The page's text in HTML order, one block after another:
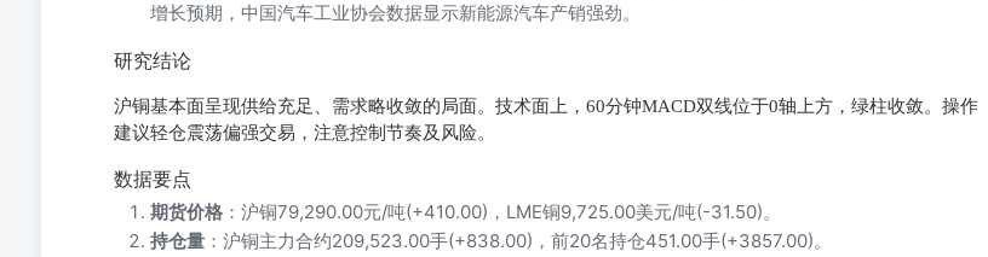
增长预期，中国汽车工业协会数据显示新能源汽车产销强劲。
研究结论
沪铜基本面呈现供给充足、需求略收敛的局面。技术面上，60分钟MACD双线位于0轴上方，绿柱收敛。操作
建议轻仓震荡偏强交易，注意控制节奏及风险。
数据要点
期货价格 ：沪铜79,290.00元/吨(+410.00)，LME铜9,725.00美元/吨(-31.50)。
持仓量 ：沪铜主力合约209,523.00手(+838.00)，前20名持仓451.00手(+3857.00)。